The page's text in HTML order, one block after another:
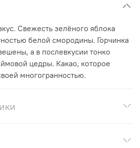
Свежесть зелёного яблока
белой смородины. Горчинка
а в послевкусии тонко
цедры. Какао, которое
многогранностью.